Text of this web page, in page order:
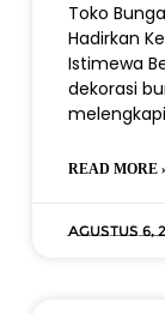
Toko
Hadirkan
Istimewa
dekorasi
READ MORE
Agustus 6,